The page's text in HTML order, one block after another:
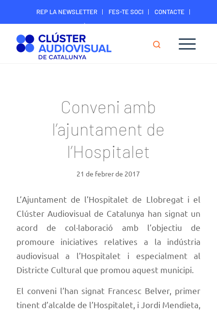
REP LA NEWSLETTER FES-TE SOCI
CONTACTE
ÀREA DIGITAL SOCIS
Conveni amb
l’ajuntament de
l’Hospitalet
21 de febrer de 2017
L’Ajuntament de l’Hospitalet de Llobregat i el
Clúster Audiovisual de Catalunya han signat un
acord de col·laboració amb l’objectiu de
promoure iniciatives relatives a la indústria
audiovisual a l’Hospitalet i especialment al
Districte Cultural que promou aquest municipi.
El conveni l’han signat Francesc Belver, primer
tinent d’alcalde de l’Hospitalet, i Jordi Mendieta,